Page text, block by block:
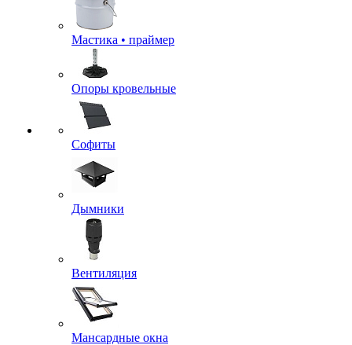
Мастика • праймер
Опоры кровельные
Софиты
Дымники
Вентиляция
Мансардные окна